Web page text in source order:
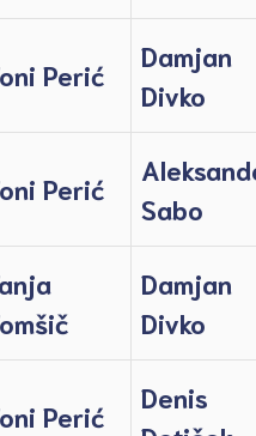
Perić
Damjan
Divko
Perić
Sabo
Damjan
Divko
Perić
Denis